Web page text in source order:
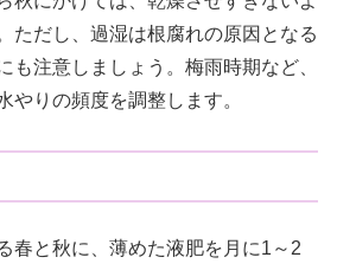
ただし、過湿は根腐れの原因となる
も注意しましょう。梅雨時期など、
やりの頻度を調整します。
春と秋に、薄めた液肥を月に1～2